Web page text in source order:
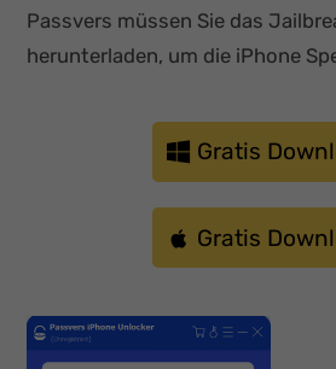
Passvers müssen Sie das
herunterladen, um die iPhone
Gratis
Gratis